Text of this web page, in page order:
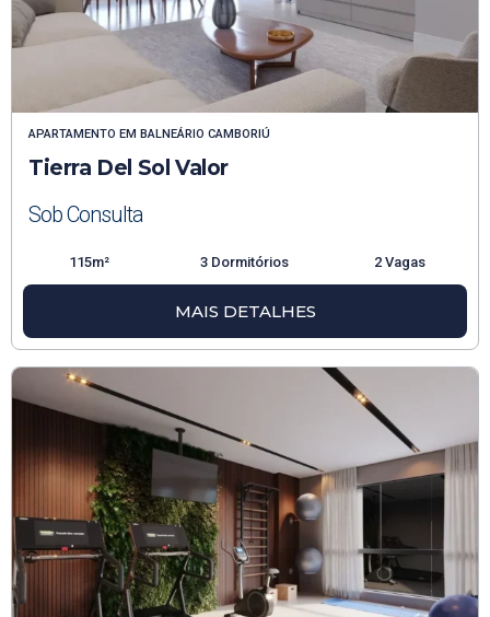
APARTAMENTO EM BALNEÁRIO CAMBORIÚ
Tierra Del Sol Valor
Sob Consulta
115m² 3 Dormitórios 2 Vagas
MAIS DETALHES